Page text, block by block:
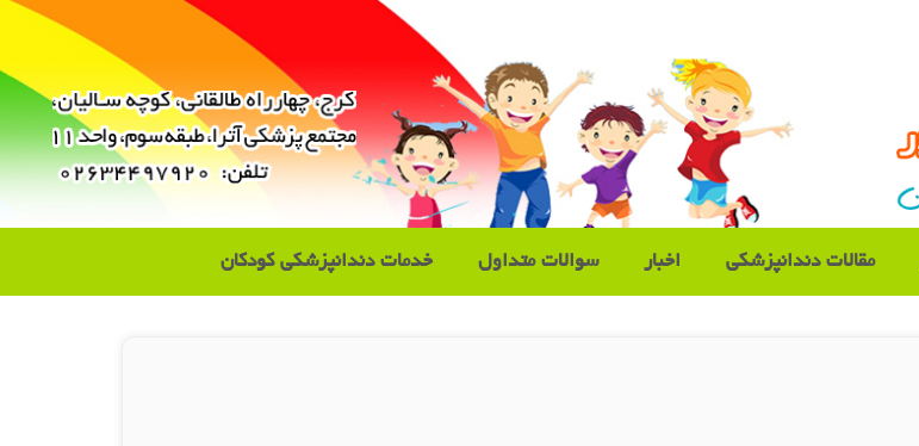
مقالات دندانپزشکی اخبار سوالات متداول خدمات دندانپزشکی کودکان